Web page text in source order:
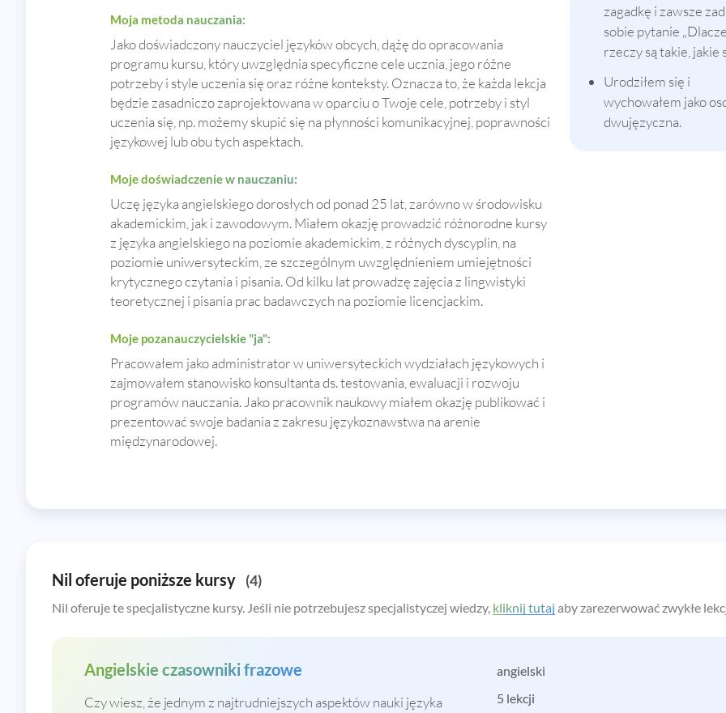
Moja metoda nauczania:
Jako doświadczony nauczyciel języków obcych, dążę do opracowania
programu kursu, który uwzględnia specyficzne cele ucznia, jego różne
potrzeby i style uczenia się oraz różne konteksty. Oznacza to, że każda lekcja
będzie zasadniczo zaprojektowana w oparciu o Twoje cele, potrzeby i styl
uczenia się, np. możemy skupić się na płynności komunikacyjnej, poprawności
językowej lub obu tych aspektach.
Moje doświadczenie w nauczaniu:
Uczę języka angielskiego dorosłych od ponad 25 lat, zarówno w środowisku
akademickim, jak i zawodowym. Miałem okazję prowadzić różnorodne kursy
z języka angielskiego na poziomie akademickim, z różnych dyscyplin, na
poziomie uniwersyteckim, ze szczególnym uwzględnieniem umiejętności
krytycznego czytania i pisania. Od kilku lat prowadzę zajęcia z lingwistyki
teoretycznej i pisania prac badawczych na poziomie licencjackim.
Moje pozanauczycielskie "ja":
Pracowałem jako administrator w uniwersyteckich wydziałach językowych i
zajmowałem stanowisko konsultanta ds. testowania, ewaluacji i rozwoju
programów nauczania. Jako pracownik naukowy miałem okazję publikować i
prezentować swoje badania z zakresu językoznawstwa na arenie
międzynarodowej.
zagadkę i zawsze
sobie pytanie
rzeczy są takie, jakie
Urodziłem się i
wychowałem jako
dwujęzyczna.
Nil oferuje poniższe kursy (4)
Nil oferuje te specjalistyczne kursy. Jeśli nie potrzebujesz specjalistyczej wiedzy, kliknij tutaj aby zarezerwować zwykłe
Angielskie czasowniki frazowe
Czy wiesz, że jednym z najtrudniejszych aspektów nauki języka
angielski
5 lekcji